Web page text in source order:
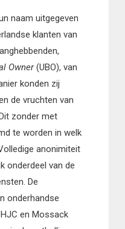
naam uitgegeven
klanten van
Owner(UBO), van
konden zij
de vruchten van
zonder met
te worden in welk
anonimiteit
onderdeel van de
De
onderhandse
en Mossack